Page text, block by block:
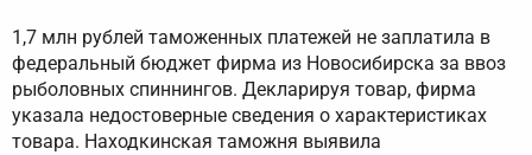
1,7 млн рублей таможенных платежей не заплатила в
федеральный бюджет фирма из Новосибирска за ввоз
рыболовных спиннингов. Декларируя товар, фирма
указала недостоверные сведения о характеристиках
товара. Находкинская таможня выявила